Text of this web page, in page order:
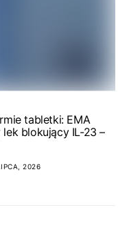
tabletki: EMA
blokujący IL-23 –
2026